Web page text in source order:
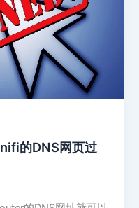
的DNS网页过